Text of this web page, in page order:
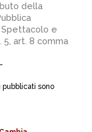
della
Spettacolo e
5, art. 8 comma
sono